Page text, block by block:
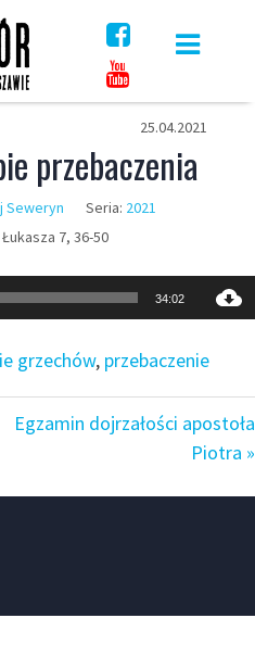
25.04.2021
przebaczenia
Seweryn Seria: 2021
Łukasza 7, 36-50
Odtwarzacz
plików
dźwiękowych
34:02
grzechów, przebaczenie
Egzamin dojrzałości apostoła
Piotra »